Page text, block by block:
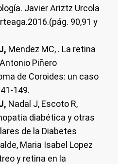
Javier Ariztz Urcola
90,91 y
Mendez MC, . La retina
Piñero
de Coroides: un caso
149.
Nadal J, Escoto R,
diabética y otras
de la Diabetes
Maria Isabel Lopez
y retina en la